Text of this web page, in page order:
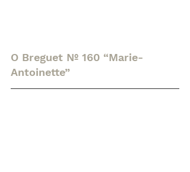
O Breguet Nº 160 “Marie-
Antoinette”